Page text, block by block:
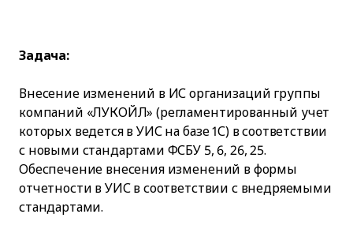
Задача:
Внесение изменений в ИС организаций группы
компаний «ЛУКОЙЛ» (регламентированный учет
которых ведется в УИС на базе 1С) в соответствии
с новыми стандартами ФСБУ 5, 6, 26, 25.
Обеспечение внесения изменений в формы
отчетности в УИС в соответствии с внедряемыми
стандартами.